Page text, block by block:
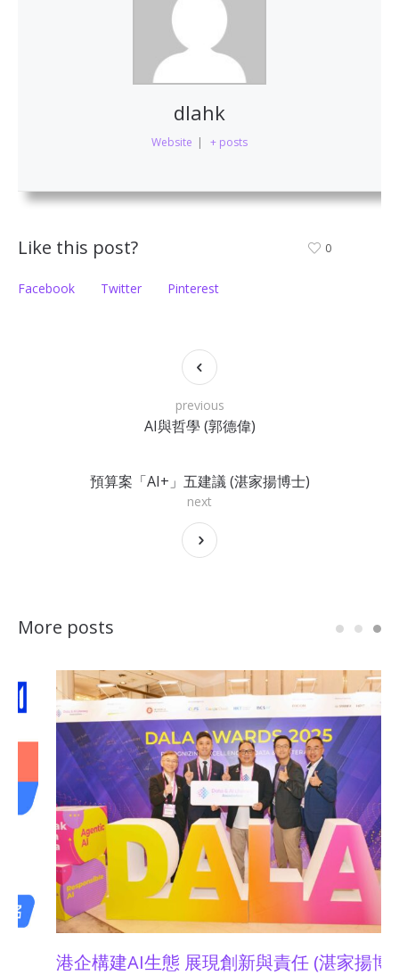
dlahk
Website | + posts
Like this post?
Facebook Twitter Pinterest
0
AI與哲學 (郭德偉)
previous
預算案「AI+」五建議 (湛家揚博士)
next
More posts
需以人為本 (湛家揚博士) 01金融科技卓領